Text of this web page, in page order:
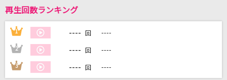
DAMに会員登録・ログインして
カラオケをもっと楽しもう！
再生回数ランキング
1 ---- 回 ----
2 ---- 回 ----
3 ---- 回 ----